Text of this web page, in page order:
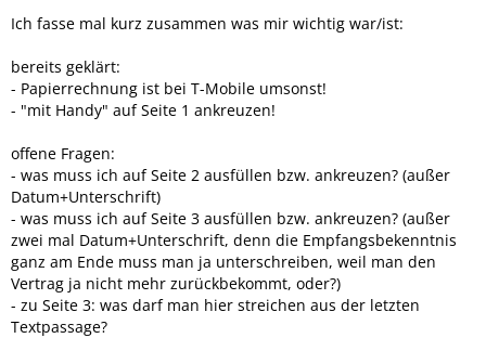
Ich fasse mal kurz zusammen was mir wichtig war/ist:
bereits geklärt:
- Papierrechnung ist bei T-Mobile umsonst!
- "mit Handy" auf Seite 1 ankreuzen!
offene Fragen:
- was muss ich auf Seite 2 ausfüllen bzw. ankreuzen? (außer
Datum+Unterschrift)
- was muss ich auf Seite 3 ausfüllen bzw. ankreuzen? (außer
zwei mal Datum+Unterschrift, denn die Empfangsbekenntnis
ganz am Ende muss man ja unterschreiben, weil man den
Vertrag ja nicht mehr zurückbekommt, oder?)
- zu Seite 3: was darf man hier streichen aus der letzten
Textpassage?